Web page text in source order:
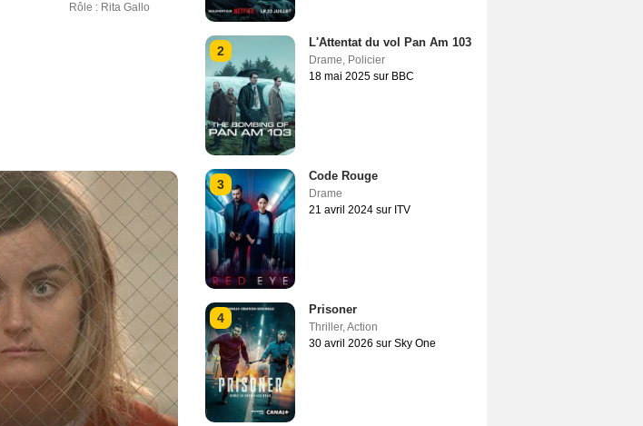
Rôle : Rita Gallo
2
L'Attentat du vol Pan Am 103
Drame, Policier
18 mai 2025 sur BBC
3
Code Rouge
Drame
21 avril 2024 sur ITV
4
Prisoner
Thriller,Action
30 avril 2026 sur Sky One